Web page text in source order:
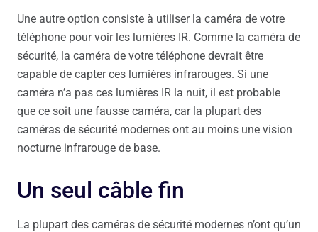
Une autre option consiste à utiliser la caméra de votre
téléphone pour voir les lumières IR. Comme la caméra de
sécurité, la caméra de votre téléphone devrait être
capable de capter ces lumières infrarouges. Si une
caméra n’a pas ces lumières IR la nuit, il est probable
que ce soit une fausse caméra, car la plupart des
caméras de sécurité modernes ont au moins une vision
nocturne infrarouge de base.
Un seul câble fin
La plupart des caméras de sécurité modernes n’ont qu’un